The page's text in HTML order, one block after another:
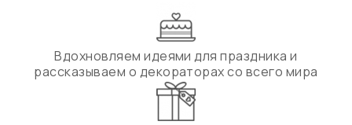
Вдохновляем идеями для праздника и
рассказываем о декораторах со всего мира